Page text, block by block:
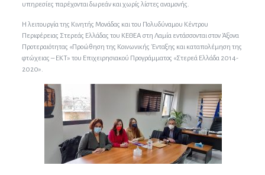
υπηρεσίες παρέχονται δωρεάν και χωρίς λίστες αναμονής.
Η λειτουργία της Κινητής Μονάδας και του Πολυδύναμου Κέντρου
Περιφέρειας Στερεάς Ελλάδας του ΚΕΘΕΑ στη Λαμία εντάσσονται στον Άξονα
Προτεραιότητας «Προώθηση της Κοινωνικής Ένταξης και καταπολέμηση της
φτώχειας – ΕΚΤ» του Επιχειρησιακού Προγράμματος «Στερεά Ελλάδα 2014-
2020».